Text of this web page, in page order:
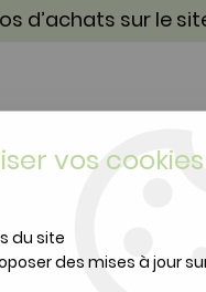
d’achats sur le
vos
du site
des mises à jour